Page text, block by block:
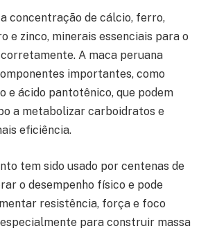
concentração de cálcio, ferro,
e zinco, minerais essenciais para o
A maca peruana
importantes, como
e ácido pantotênico, que podem
a metabolizar carboidratos e
eficiência.
tem sido usado por centenas de
o desempenho físico e pode
resistência, força e foco
para construir massa